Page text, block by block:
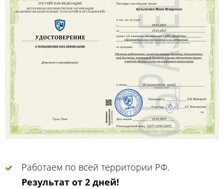
Работаем по всей территории РФ.
Результат от 2 дней!